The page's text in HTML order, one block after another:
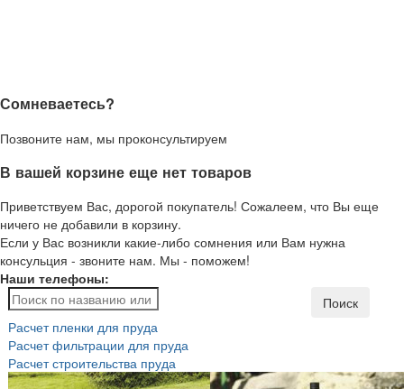
Сомневаетесь?
Позвоните нам, мы проконсультируем
В вашей корзине еще нет товаров
Приветствуем Вас, дорогой покупатель! Сожалеем, что Вы еще
ничего не добавили в корзину.
Если у Вас возникли какие-либо сомнения или Вам нужна
консульция - звоните нам. Мы - поможем!
Наши телефоны:
Поиск
Расчет пленки для пруда
Расчет фильтрации для пруда
Расчет строительства пруда